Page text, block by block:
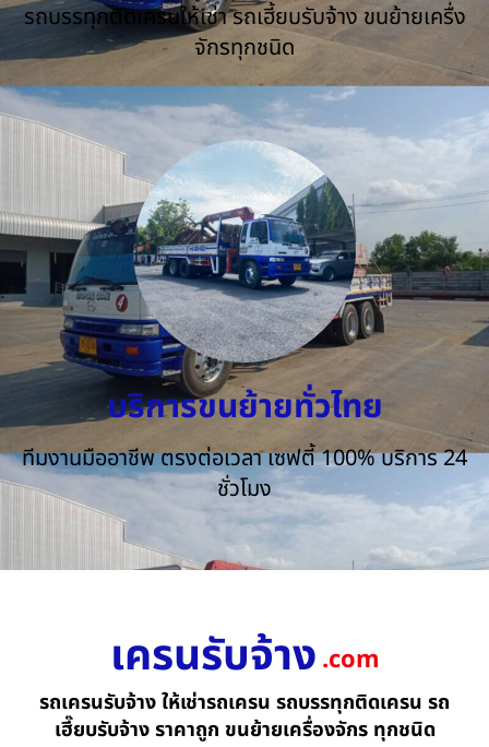
รถบรรทุกติดเครนให้เช่า รถเฮี้ยบรับจ้าง ขนย้ายเครื่ง
จักรทุกชนิด
บริการขนย้ายทั่วไทย
ทีมงานมืออาชีพ ตรงต่อเวลา เซฟตี้ 100% บริการ 24
ชั่วโมง
เครนรับจ้าง .com
รถเครนรับจ้าง ให้เช่ารถเครน รถบรรทุกติดเครน รถ
เฮี๊ยบรับจ้าง ราคาถูก ขนย้ายเครื่องจักร ทุกชนิด